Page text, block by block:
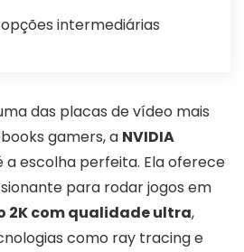
intermediárias
das placas de vídeo mais
gamers, a NVIDIA
a escolha perfeita. Ela oferece
para rodar jogos em
2K com qualidade ultra,
como ray tracing e